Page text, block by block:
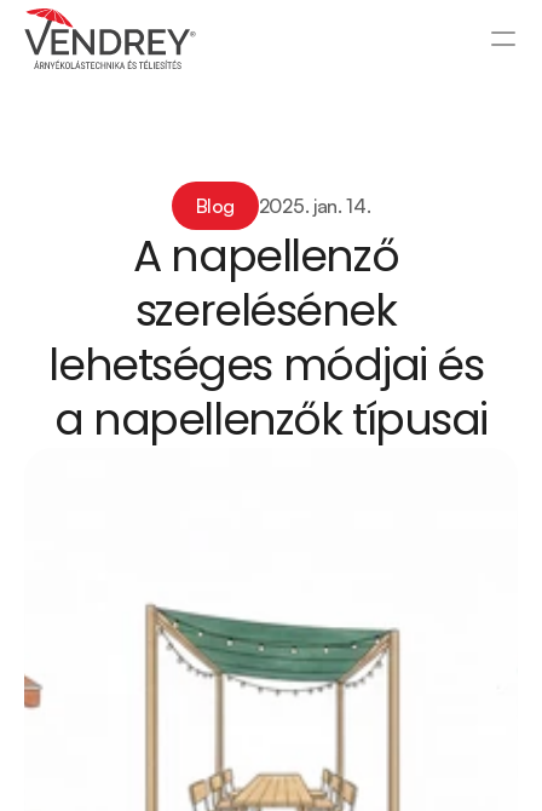
Blog 2025. jan. 14.
A napellenző
szerelésének
lehetséges módjai és
a napellenzők típusai